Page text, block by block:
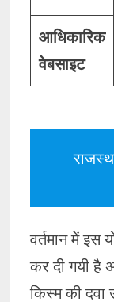
आधिकारिक
वेबसाइट
वर्तमान में इस
कर दी गयी है
किस्म की दवा